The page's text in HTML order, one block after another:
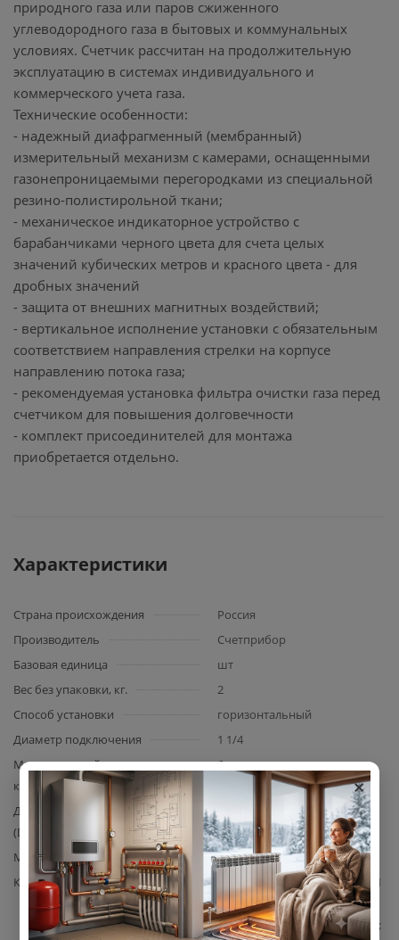
природного газа или паров сжиженного
углеводородного газа в бытовых и коммунальных
условиях. Счетчик рассчитан на продолжительную
эксплуатацию в системах индивидуального и
коммерческого учета газа.
Технические особенности:
- надежный диафрагменный (мембранный)
измерительный механизм с камерами, оснащенными
газонепроницаемыми перегородками из специальной
резино-полистирольной ткани;
- механическое индикаторное устройство с
барабанчиками черного цвета для счета целых
значений кубических метров и красного цвета - для
дробных значений
- защита от внешних магнитных воздействий;
- вертикальное исполнение установки с обязательным
соответствием направления стрелки на корпусе
направлению потока газа;
- рекомендуемая установка фильтра очистки газа перед
счетчиком для повышения долговечности
- комплект присоединителей для монтажа
приобретается отдельно.
Характеристики
Страна происхождения
Россия
Производитель
Счетприбор
Базовая единица
шт
Вес без упаковки, кг.
2
Способ установки
горизонтальный
Диаметр подключения
1 1/4
Максимальный расход газа,
куб.м/ч
6
Диаметр условного прохода
(DN)
Материал корпуса
сталь
Комплектация
счетчик газа Счетприбор — 1
шт.; паспорт изделия с
технической документацией;
×